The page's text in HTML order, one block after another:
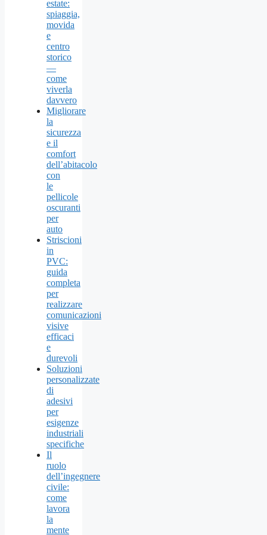
estate:
spiaggia,
movida
e
centro
storico
—
come
viverla
davvero
Migliorare
la
sicurezza
e il
comfort
dell’abitacolo
con
le
pellicole
oscuranti
per
auto
Striscioni
in
PVC:
guida
completa
per
realizzare
comunicazioni
visive
efficaci
e
durevoli
Soluzioni
personalizzate
di
adesivi
per
esigenze
industriali
specifiche
Il
ruolo
dell’ingegnere
civile:
come
lavora
la
mente